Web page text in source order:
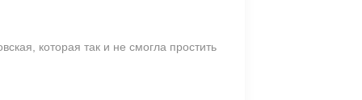
которая так и не смогла простить